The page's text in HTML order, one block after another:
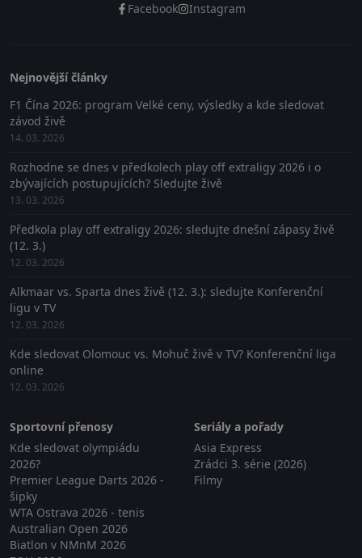
Facebook Instagram
Nejnovější články
F1 Čína 2026: program Velké ceny, výsledky a kde sledovat
závod živě
14. 03. 2026
Rozhodne se dnes v předkolech play off extraligy 2026 i o
zbývajících postupujících? Sledujte živě
13. 03. 2026
Předkola play off extraligy 2026: sledujte dnešní zápasy živě
(12. 3.)
12. 03. 2026
Alkmaar vs. Sparta dnes živě (12. 3.): sledujte Konferenční
ligu v TV
12. 03. 2026
Kde sledovat Olomouc vs. Mohuč živě v TV? Konferenční liga
online
12. 03. 2026
Sportovní přenosy
Kde sledovat olympiádu
2026?
Premier League Darts 2026 -
šipky
WTA Ostrava 2026 - tenis
Australian Open 2026
Biatlon v NMnM 2026
Seriály a pořady
Asia Express
Zrádci 3. série (2026)
Filmy